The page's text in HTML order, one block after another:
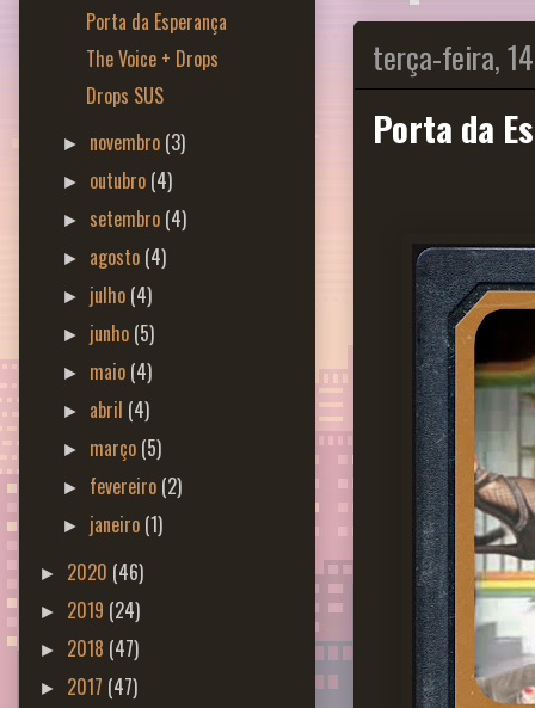
terça-feira,
Porta da
Porta da Esperança
The Voice + Drops
Drops SUS
► novembro (3)
► outubro (4)
► setembro (4)
► agosto (4)
► julho (4)
► junho (5)
► maio (4)
► abril (4)
► março (5)
► fevereiro (2)
► janeiro (1)
► 2020 (46)
► 2019 (24)
► 2018 (47)
► 2017 (47)